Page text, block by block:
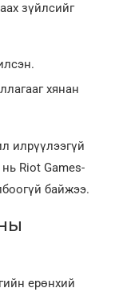
зүйлсийг
хянан
илрүүлээгүй
Riot Games-
байжээ.
ерөнхий